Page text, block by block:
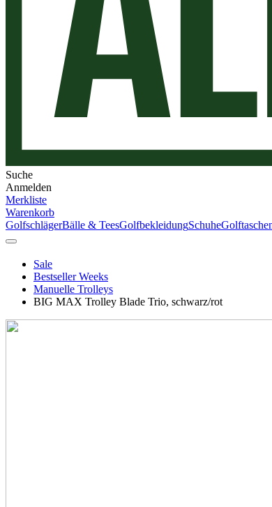
Suche
Anmelden
Merkliste
Warenkorb
GolfschlägerBälle & TeesGolfbekleidungSchuhe
Sale
Bestseller Weeks
Manuelle Trolleys
BIG MAX Trolley Blade Trio, schwarz/rot